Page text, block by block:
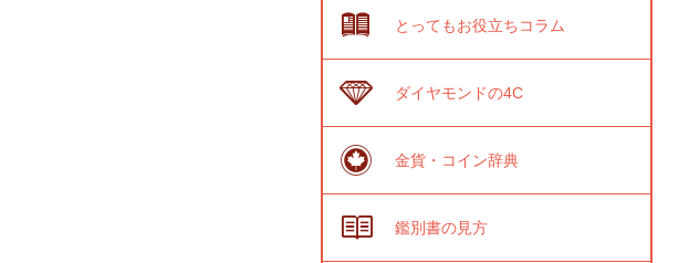
とってもお役立ちコラム
ダイヤモンドの4C
金貨・コイン辞典
鑑別書の見方